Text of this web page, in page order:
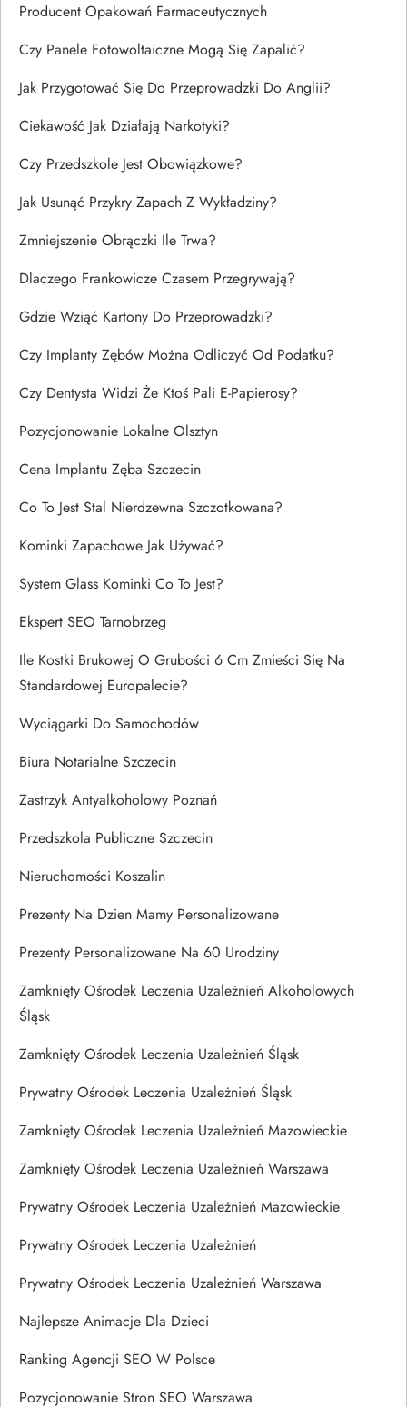
Producent Opakowań Farmaceutycznych
Czy Panele Fotowoltaiczne Mogą Się Zapalić?
Jak Przygotować Się Do Przeprowadzki Do Anglii?
Ciekawość Jak Działają Narkotyki?
Czy Przedszkole Jest Obowiązkowe?
Jak Usunąć Przykry Zapach Z Wykładziny?
Zmniejszenie Obrączki Ile Trwa?
Dlaczego Frankowicze Czasem Przegrywają?
Gdzie Wziąć Kartony Do Przeprowadzki?
Czy Implanty Zębów Można Odliczyć Od Podatku?
Czy Dentysta Widzi Że Ktoś Pali E-Papierosy?
Pozycjonowanie Lokalne Olsztyn
Cena Implantu Zęba Szczecin
Co To Jest Stal Nierdzewna Szczotkowana?
Kominki Zapachowe Jak Używać?
System Glass Kominki Co To Jest?
Ekspert SEO Tarnobrzeg
Ile Kostki Brukowej O Grubości 6 Cm Zmieści Się Na
Standardowej Europalecie?
Wyciągarki Do Samochodów
Biura Notarialne Szczecin
Zastrzyk Antyalkoholowy Poznań
Przedszkola Publiczne Szczecin
Nieruchomości Koszalin
Prezenty Na Dzien Mamy Personalizowane
Prezenty Personalizowane Na 60 Urodziny
Zamknięty Ośrodek Leczenia Uzależnień Alkoholowych
Śląsk
Zamknięty Ośrodek Leczenia Uzależnień Śląsk
Prywatny Ośrodek Leczenia Uzależnień Śląsk
Zamknięty Ośrodek Leczenia Uzależnień Mazowieckie
Zamknięty Ośrodek Leczenia Uzależnień Warszawa
Prywatny Ośrodek Leczenia Uzależnień Mazowieckie
Prywatny Ośrodek Leczenia Uzależnień
Prywatny Ośrodek Leczenia Uzależnień Warszawa
Najlepsze Animacje Dla Dzieci
Ranking Agencji SEO W Polsce
Pozycjonowanie Stron SEO Warszawa